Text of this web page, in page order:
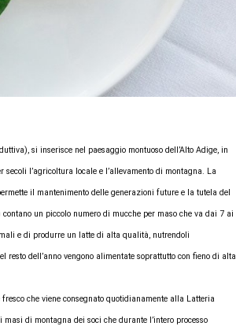
si inserisce nel paesaggio montuoso dell’Alto Adige, in
l’agricoltura locale e l’allevamento di montagna. La
il mantenimento delle generazioni future e la tutela del
un piccolo numero di mucche per maso che va dai 7 ai
e di produrre un latte di alta qualità, nutrendoli
dell’anno vengono alimentate soprattutto con fieno di alta
che viene consegnato quotidianamente alla Latteria
di montagna dei soci che durante l’intero processo